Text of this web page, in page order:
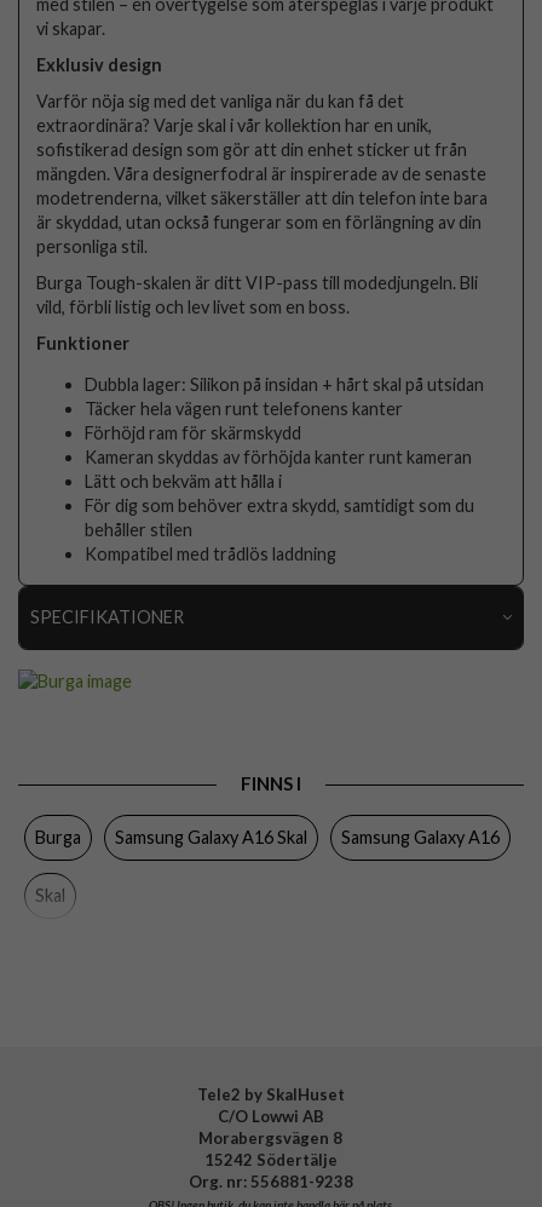
med stilen – en övertygelse som återspeglas i varje produkt
vi skapar.
Exklusiv design
Varför nöja sig med det vanliga när du kan få det
extraordinära? Varje skal i vår kollektion har en unik,
sofistikerad design som gör att din enhet sticker ut från
mängden. Våra designerfodral är inspirerade av de senaste
modetrenderna, vilket säkerställer att din telefon inte bara
är skyddad, utan också fungerar som en förlängning av din
personliga stil.
Burga Tough-skalen är ditt VIP-pass till modedjungeln. Bli
vild, förbli listig och lev livet som en boss.
Funktioner
Dubbla lager: Silikon på insidan + hårt skal på utsidan
Täcker hela vägen runt telefonens kanter
Förhöjd ram för skärmskydd
Kameran skyddas av förhöjda kanter runt kameran
Lätt och bekväm att hålla i
För dig som behöver extra skydd, samtidigt som du
behåller stilen
Kompatibel med trådlös laddning
SPECIFIKATIONER
Material Hårdplast (PC), Mjukplast (TPU)
Varumärke
FINNS I
Burga Samsung Galaxy A16 Skal Samsung Galaxy A16
Skal
Tele2 by SkalHuset
C/O Lowwi AB
Morabergsvägen 8
15242 Södertälje
Org. nr: 556881-9238